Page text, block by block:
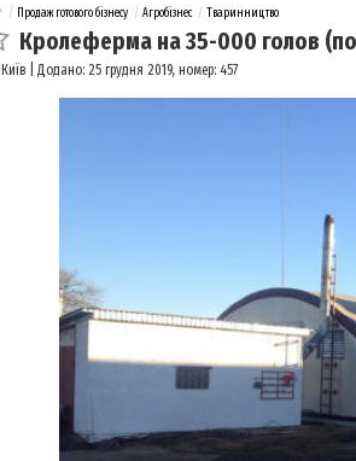
/ Продаж готового бізнесу / Агробізнес / Тваринництво
Кролеферма на 35-000 голов
Київ | Додано: 25 грудня 2019, номер: 457